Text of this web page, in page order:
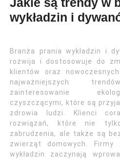
wykładzin i
Branża prania wykładzin i
rozwija i dostosowuje do
klientów oraz
najważniejszych
zainteresowanie
czyszczącymi, które są
zdrowia ludzi. Klienci
rozwiązań, które nie
zabrudzenia, ale także są
zwierząt domowych. Firmy
wykładzin zaczynają